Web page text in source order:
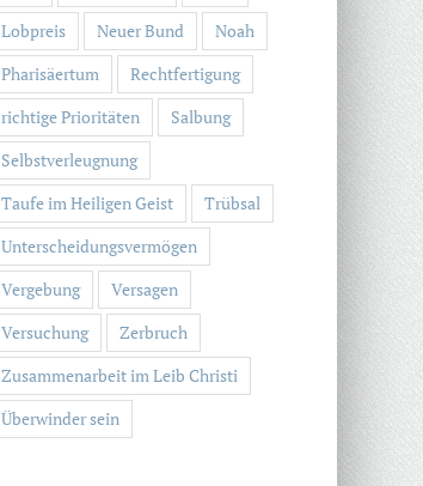
Lobpreis
Neuer Bund
Noah
Pharisäertum
Rechtfertigung
richtige Prioritäten
Salbung
Selbstverleugnung
Taufe im Heiligen Geist
Trübsal
Unterscheidungsvermögen
Vergebung
Versagen
Versuchung
Zerbruch
Zusammenarbeit im Leib Christi
Überwinder sein